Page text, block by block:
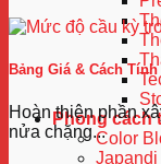
Phong cách
Color
Japandi
Bảng Giá & Cách
Hoàn thiện phần
nửa chặng...